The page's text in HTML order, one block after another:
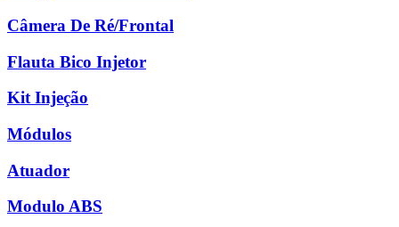
Câmera De Ré/Frontal
Flauta Bico Injetor
Kit Injeção
Módulos
Atuador
Modulo ABS